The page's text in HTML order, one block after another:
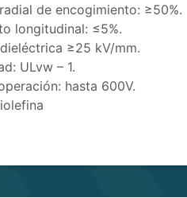
de encogimiento: ≥50%.
longitudinal: ≤5%.
≥25 kV/mm.
ULvw – 1.
hasta 600V.